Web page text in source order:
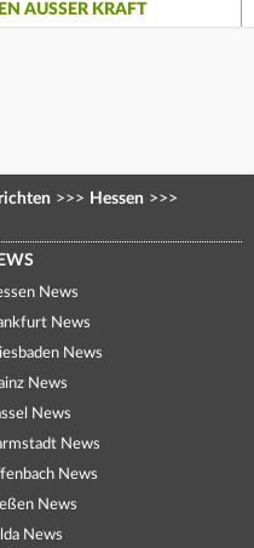
AUSSER KRAFT
>>> Hessen >>>
News
News
News
News
News
News
News
News
News